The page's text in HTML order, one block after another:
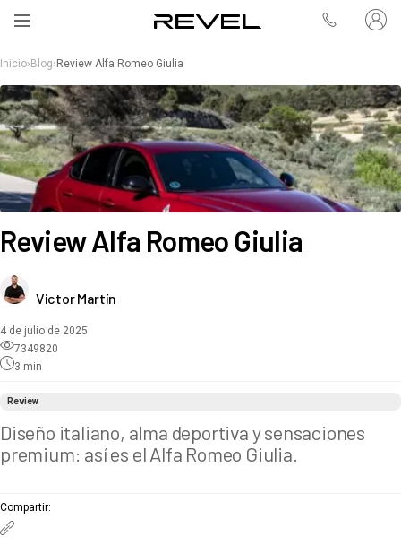
Inicio› Blog› Review Alfa Romeo Giulia
Review Alfa Romeo Giulia
Victor Martín
4 de julio de 2025
7349820
3 min
Review
Diseño italiano, alma deportiva y sensaciones
premium: así es el Alfa Romeo Giulia.
Compartir: